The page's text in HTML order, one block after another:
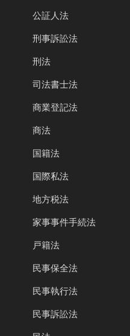
公証人法
刑事訴訟法
刑法
司法書士法
商業登記法
商法
国籍法
国際私法
地方税法
家事事件手続法
戸籍法
民事保全法
民事執行法
民事訴訟法